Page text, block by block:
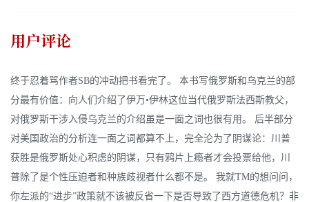
用户评论
终于忍着骂作者SB的冲动把书看完了。 本书写俄罗斯和乌克兰的部
分最有价值：向人们介绍了伊万•伊林这位当代俄罗斯法西斯教父，
对俄罗斯干涉入侵乌克兰的介绍虽是一面之词也很有用。 后半部分
对美国政治的分析连一面之词都算不上，完全沦为了阴谋论：川普
获胜是俄罗斯处心积虑的阴谋，只有鸦片上瘾者才会投票给他，川
普除了是个性压迫者和种族歧视者什么都不是。 我就TM的想问问，
你左派的“进步”政策就不该被反省一下是否导致了西方道德危机？非